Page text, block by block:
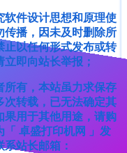
软件设计思想和原理使
传播，因未及时删除所
止以任何形式发布或转
即向站长举报；
所有，本站虽力求保存
次转载，已无法确定其
果用于其他用途，请购
「 卓盛打印机网 」发
站长邮箱：